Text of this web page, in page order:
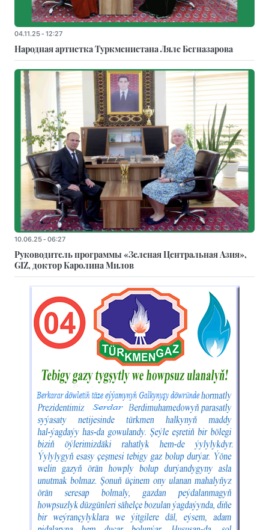
04.11.25 - 12:27
Народная артистка Туркменистана Ляле Бегназарова
10.06.25 - 06:27
Руководитель программы «Зеленая Центральная Азия»,
GIZ, доктор Каролина Милов